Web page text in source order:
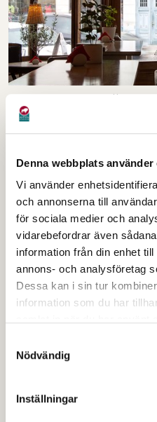
Denna webbplats använder
Vi använder
och annonserna till
för sociala medier och
vidarebefordrar även
information från din enhet
annons- och analysföretag
Dessa kan i sin tur
information som du har
Nödvändig
Inställningar
Gemensamt gäller
endast får ges till
ekonomiska
omständigheterna i
utöva verksamheten
kommer att drivas i
som ställs upp i
Sökanden ska genom att
verksamheten. (8 kap. 12 §
alkohollagen)
tillståndshavaren.